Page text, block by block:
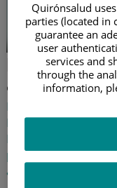
Paso a
La doctora Rosa
Pediatría del
Madrid, muestra
para bebés y niños.
actuar!
Quirónsalud
parties (located in
guarantee an
user
services and
through the
information,